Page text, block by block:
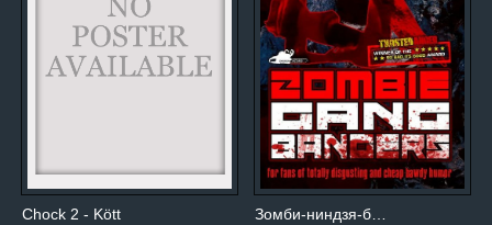
Chock 2 - Kött Зомби-ниндзя-б…